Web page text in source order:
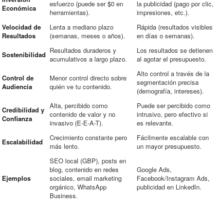
Económica
esfuerzo (puede ser $0 en
herramientas).
la publicidad (pago por clic,
impresiones, etc.).
Velocidad de
Resultados
Lenta a mediano plazo
(semanas, meses o años).
Rápida (resultados visibles
en días o semanas).
Sostenibilidad Resultados duraderos y
acumulativos a largo plazo.
Los resultados se detienen
al agotar el presupuesto.
Control de
Audiencia
Menor control directo sobre
quién ve tu contenido.
Alto control a través de la
segmentación precisa
(demografía, intereses).
Credibilidad y
Confianza
Alta, percibido como
contenido de valor y no
invasivo (E-E-A-T).
Puede ser percibido como
intrusivo, pero efectivo si
es relevante.
Escalabilidad
Crecimiento constante pero
más lento.
Fácilmente escalable con
un mayor presupuesto.
Ejemplos
SEO local (GBP), posts en
blog, contenido en redes
sociales, email marketing
orgánico, WhatsApp
Business.
Google Ads,
Facebook/Instagram Ads,
publicidad en LinkedIn.